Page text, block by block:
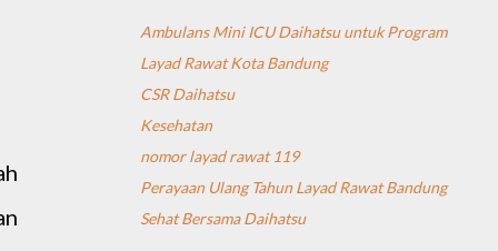
Ambulans Mini ICU Daihatsu untuk Program
Layad Rawat Kota Bandung
CSR Daihatsu
Kesehatan
nomor layad rawat 119
Perayaan Ulang Tahun Layad Rawat Bandung
Sehat Bersama Daihatsu